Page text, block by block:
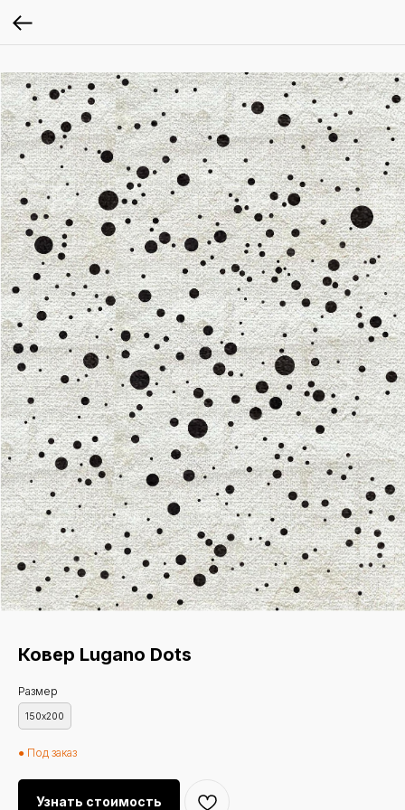
Ковер Lugano Dots
Размер
150х200
● Под заказ
Узнать стоимость